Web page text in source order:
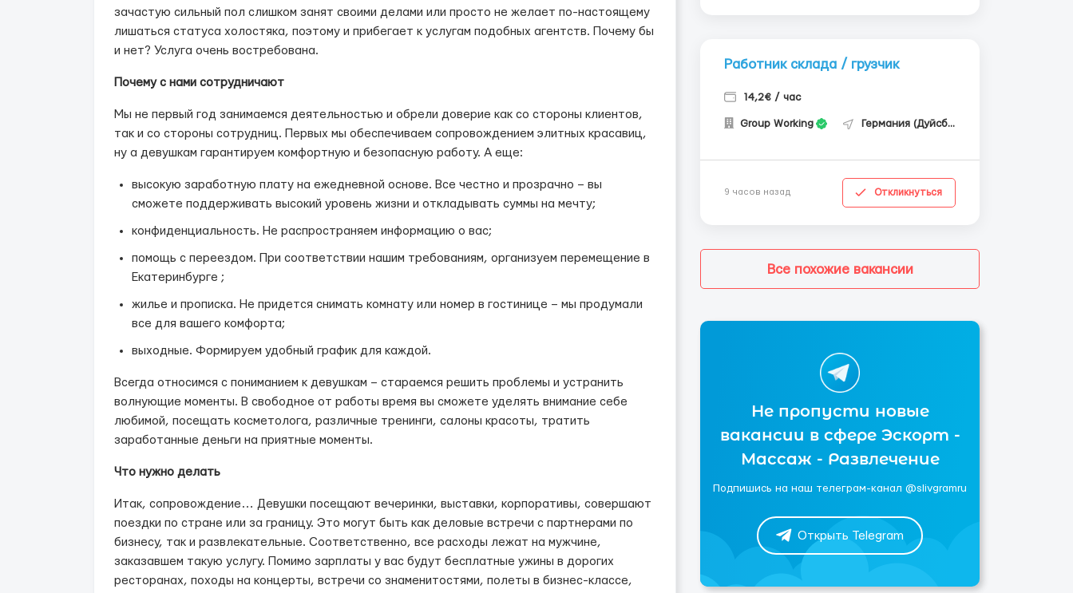
зачастую сильный пол слишком занят своими делами или просто не желает по-настоящему
лишаться статуса холостяка, поэтому и прибегает к услугам подобных агентств. Почему бы
и нет? Услуга очень востребована.
Почему с нами сотрудничают
Мы не первый год занимаемся деятельностью и обрели доверие как со стороны клиентов,
так и со стороны сотрудниц. Первых мы обеспечиваем сопровождением элитных красавиц,
ну а девушкам гарантируем комфортную и безопасную работу. А еще:
высокую заработную плату на ежедневной основе. Все честно и прозрачно – вы
сможете поддерживать высокий уровень жизни и откладывать суммы на мечту;
конфиденциальность. Не распространяем информацию о вас;
помощь с переездом. При соответствии нашим требованиям, организуем перемещение в
Екатеринбурге ;
жилье и прописка. Не придется снимать комнату или номер в гостинице – мы продумали
все для вашего комфорта;
выходные. Формируем удобный график для каждой.
Всегда относимся с пониманием к девушкам – стараемся решить проблемы и устранить
волнующие моменты. В свободное от работы время вы сможете уделять внимание себе
любимой, посещать косметолога, различные тренинги, салоны красоты, тратить
заработанные деньги на приятные моменты.
Что нужно делать
Итак, сопровождение… Девушки посещают вечеринки, выставки, корпоративы, совершают
поездки по стране или за границу. Это могут быть как деловые встречи с партнерами по
бизнесу, так и развлекательные. Соответственно, все расходы лежат на мужчине,
заказавшем такую услугу. Помимо зарплаты у вас будут бесплатные ужины в дорогих
ресторанах, походы на концерты, встречи со знаменитостями, полеты в бизнес-классе,
Работник склада / грузчик
14,2€ / час
Group Working Германия (Дуйсбург)
9 часов назад Откликнуться
Все похожие вакансии
Не пропусти новые
вакансии в сфере Эскорт -
Массаж - Развлечение
Подпишись на наш телеграм-канал @slivgramru
Открыть Telegram